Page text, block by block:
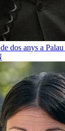
dos anys a Palau